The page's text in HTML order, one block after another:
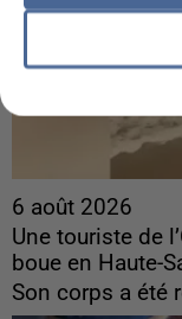
6 août 2026
Une touriste de
boue en Haute-
Son corps a été